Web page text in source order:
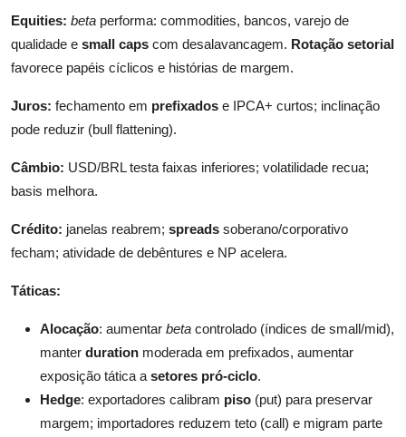
Equities: beta performa: commodities, bancos, varejo de
qualidade e small caps com desalavancagem. Rotação setorial
favorece papéis cíclicos e histórias de margem.
Juros: fechamento em prefixados e IPCA+ curtos; inclinação
pode reduzir (bull flattening).
Câmbio: USD/BRL testa faixas inferiores; volatilidade recua;
basis melhora.
Crédito: janelas reabrem; spreads soberano/corporativo
fecham; atividade de debêntures e NP acelera.
Táticas:
Alocação: aumentar beta controlado (índices de small/mid),
manter duration moderada em prefixados, aumentar
exposição tática a setores pró-ciclo.
Hedge: exportadores calibram piso (put) para preservar
margem; importadores reduzem teto (call) e migram parte